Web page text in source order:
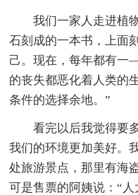
我们一家人走进植
石刻成的一本书，上面
己。现在，每年都有
的丧失都恶化着人类的
条件的选择余地。”
看完以后我觉得要
我们的环境更加美好。
处旅游景点，那里有海
可是售票的阿姨说：“